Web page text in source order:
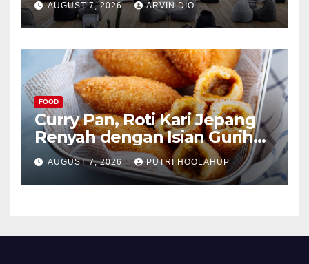
AUGUST 7, 2026 ARVIN DIO
FOOD
Curry Pan, Roti Kari Jepang
Renyah dengan Isian Gurih
Menggoda
AUGUST 7, 2026 PUTRI HOOLAHUP